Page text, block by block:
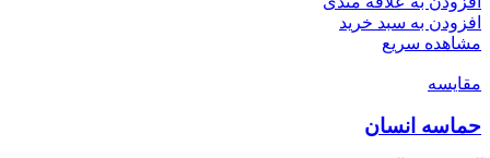
افزودن به سبد خرید
مشاهده سریع
مقایسه
حماسه انسان